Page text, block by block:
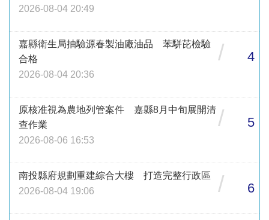
2026-08-04 20:49
嘉縣衛生局抽驗源春製油廠油品 苯駢芘檢驗
合格
2026-08-04 20:36
/ 4
原核准視為農地列管案件 嘉縣8月中旬展開清
查作業
2026-08-06 16:53
/ 5
南投縣府規劃重建綜合大樓 打造完整行政區
2026-08-04 19:06
/ 6